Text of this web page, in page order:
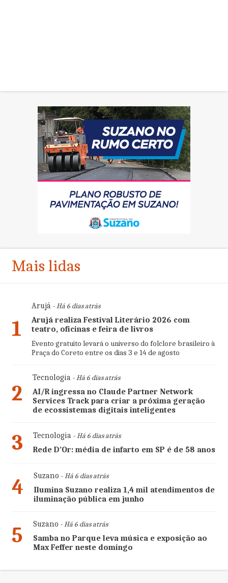
Mais lidas
1
Arujá- Há 6 dias atrás
Arujá realiza Festival Literário 2026 com
teatro, oficinas e feira de livros
Evento gratuito levará o universo do folclore brasileiro à
Praça do Coreto entre os dias 3 e 14 de agosto
2
Tecnologia- Há 6 dias atrás
AI/R ingressa no Claude Partner Network
Services Track para criar a próxima geração
de ecossistemas digitais inteligentes
3 Tecnologia- Há 6 dias atrás
Rede D’Or: média de infarto em SP é de 58 anos
4 Suzano - Há 6 dias atrás
Ilumina Suzano realiza 1,4 mil atendimentos de
iluminação pública em junho
5 Suzano - Há 6 dias atrás
Samba no Parque leva música e exposição ao
Max Feffer neste domingo